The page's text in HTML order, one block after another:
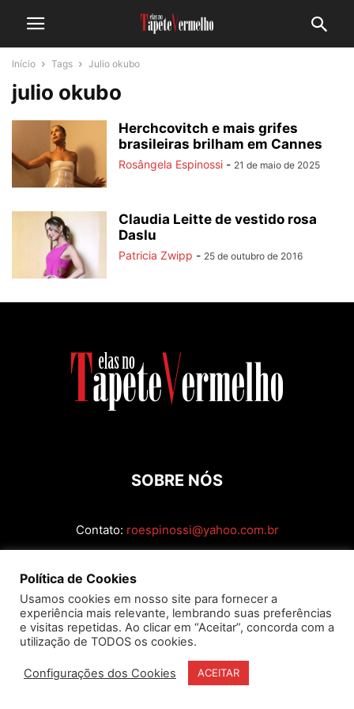
Início Tags Julio okubo
julio okubo
Herchcovitch e mais grifes
brasileiras brilham em Cannes
Rosângela Espinossi - 21 de maio de 2025
Claudia Leitte de vestido rosa
Daslu
Patricia Zwipp - 25 de outubro de 2016
SOBRE NÓS
Contato: roespinossi@yahoo.com.br
Política de Cookies
Usamos cookies em nosso site para fornecer a
experiência mais relevante, lembrando suas preferências
e visitas repetidas. Ao clicar em “Aceitar”, concorda com a
utilização de TODOS os cookies.
Configurações dos Cookies ACEITAR